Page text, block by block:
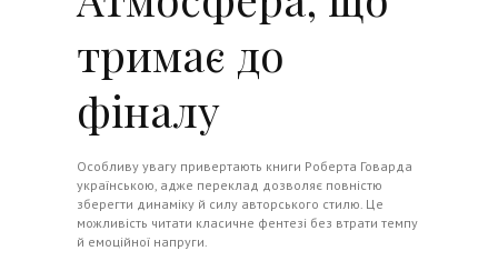
тримає до
фіналу
Особливу увагу привертають книги Роберта Говарда
українською, адже переклад дозволяє повністю
зберегти динаміку й силу авторського стилю. Це
можливість читати класичне фентезі без втрати темпу
й емоційної напруги.